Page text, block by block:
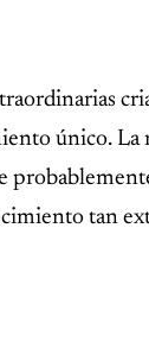
único.
tan